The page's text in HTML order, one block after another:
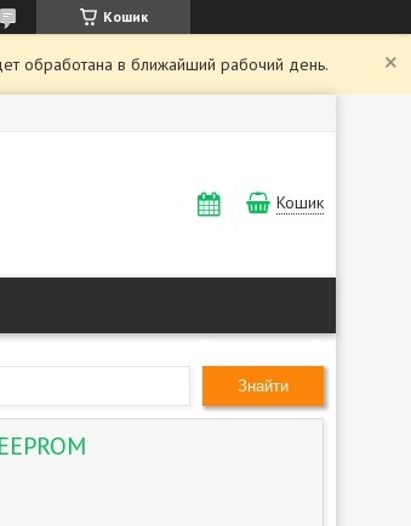
Кошик
обработана в ближайший рабочий день.
Кошик
Знайти